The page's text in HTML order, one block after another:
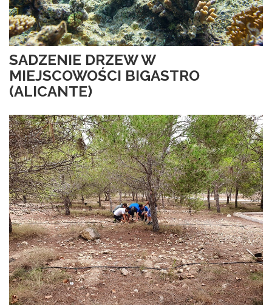
SADZENIE DRZEW W
MIEJSCOWOŚCI BIGASTRO
(ALICANTE)